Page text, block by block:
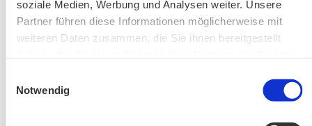
soziale Medien, Werbung und Analysen weiter. Unsere
Partner führen diese Informationen möglicherweise mit
weiteren Daten zusammen, die Sie ihnen bereitgestellt
Notwendig
Aktuelle Änderungen bei unseren Exkursionen